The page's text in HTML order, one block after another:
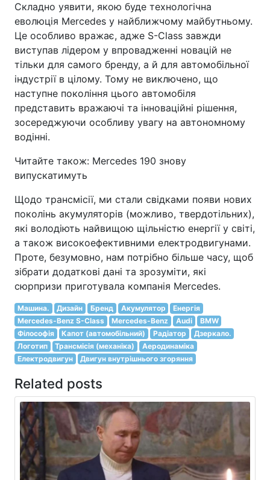
Складно уявити, якою буде технологічна
еволюція Mercedes у найближчому майбутньому.
Це особливо вражає, адже S-Class завжди
виступав лідером у впровадженні новацій не
тільки для самого бренду, а й для автомобільної
індустрії в цілому. Тому не виключено, що
наступне покоління цього автомобіля
представить вражаючі та інноваційні рішення,
зосереджуючи особливу увагу на автономному
водінні.
Читайте також: Mercedes 190 знову
випускатимуть
Щодо трансмісії, ми стали свідками появи нових
поколінь акумуляторів (можливо, твердотільних),
які володіють найвищою щільністю енергії у світі,
а також високоефективними електродвигунами.
Проте, безумовно, нам потрібно більше часу, щоб
зібрати додаткові дані та зрозуміти, які
сюрпризи приготувала компанія Mercedes.
Машина. Дизайн Бренд Акумулятор
Енергія
Mercedes-Benz S-Class
Mercedes-Benz Audi
BMW
Філософія
Капот (автомобільний) Радіатор
Дзеркало.
Логотип
Трансмісія (механіка)
Аеродинаміка
Електродвигун
Двигун внутрішнього згоряння
Related posts